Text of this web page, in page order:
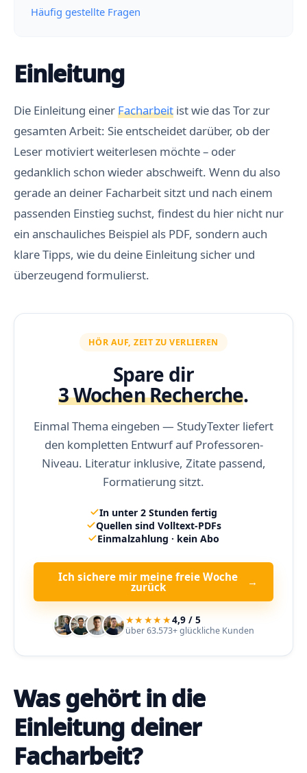
Häufig gestellte Fragen
Einleitung
Die Einleitung einerFacharbeit ist wie das Tor zur
gesamten Arbeit: Sie entscheidet darüber, ob der
Leser motiviert weiterlesen möchte – oder
gedanklich schon wieder abschweift. Wenn du also
gerade an deiner Facharbeit sitzt und nach einem
passenden Einstieg suchst, findest du hier nicht nur
ein anschauliches Beispiel als PDF, sondern auch
klare Tipps, wie du deine Einleitung sicher und
überzeugend formulierst.
HÖR AUF, ZEIT ZU VERLIEREN
Spare dir
3 Wochen Recherche.
Einmal Thema eingeben — StudyTexter liefert
den kompletten Entwurf auf Professoren-
Niveau. Literatur inklusive, Zitate passend,
Formatierung sitzt.
In unter 2 Stunden fertig
Quellen sind Volltext-PDFs
Einmalzahlung · kein Abo
Ich sichere mir meine freie Woche
zurück →
★★★★★4,9 / 5
über 63.573+ glückliche Kunden
Was gehört in die
Einleitung deiner
Facharbeit?